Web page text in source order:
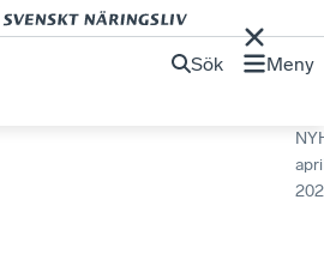
Sök Meny